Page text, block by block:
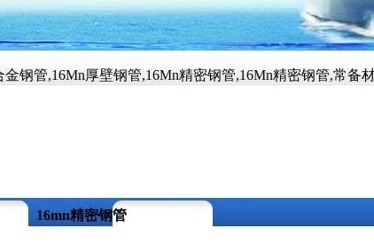
,16Mn厚壁钢管,16Mn精密钢管,16Mn精密钢管,常备
16mn精密钢管